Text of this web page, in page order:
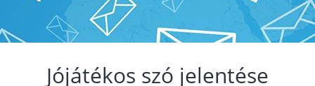
Jójátékos szó jelentése